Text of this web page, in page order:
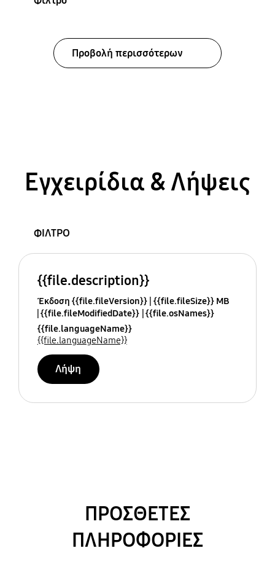
Προβολή περισσότερων
Εγχειρίδια & Λήψεις
ΦΙΛΤΡΟ
{{file.description}}
Έκδοση {{file.fileVersion}} {{file.fileSize}} MB
{{file.fileModifiedDate}} {{file.osNames}}
{{file.languageName}}
{{file.languageName}}
Λήψη
ΠΡΟΣΘΕΤΕΣ
ΠΛΗΡΟΦΟΡΙΕΣ